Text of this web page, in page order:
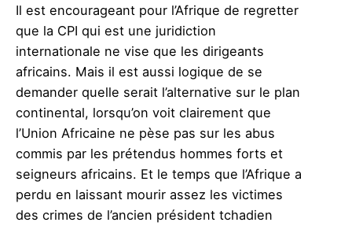
Il est encourageant pour l’Afrique de regretter
que la CPI qui est une juridiction
internationale ne vise que les dirigeants
africains. Mais il est aussi logique de se
demander quelle serait l’alternative sur le plan
continental, lorsqu’on voit clairement que
l’Union Africaine ne pèse pas sur les abus
commis par les prétendus hommes forts et
seigneurs africains. Et le temps que l’Afrique a
perdu en laissant mourir assez les victimes
des crimes de l’ancien président tchadien